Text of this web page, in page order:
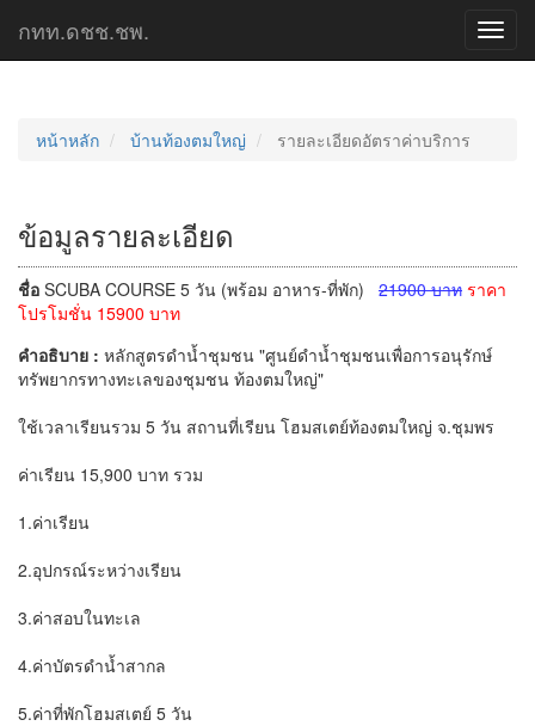
กทท.ดชช.ชพ.
หน้าหลัก บ้านท้องตมใหญ่ รายละเอียดอัตราค่าบริการ
ข้อมูลรายละเอียด
ชื่อ SCUBA COURSE 5 วัน (พร้อม อาหาร-ที่พัก) 21900 บาท ราคา
โปรโมชั่น 15900 บาท
คำอธิบาย : หลักสูตรดำน้ำชุมชน "ศูนย์ดำน้ำชุมชนเพื่อการอนุรักษ์
ทรัพยากรทางทะเลของชุมชน ท้องตมใหญ่"
ใช้เวลาเรียนรวม 5 วัน สถานที่เรียน โฮมสเตย์ท้องตมใหญ่ จ.ชุมพร
ค่าเรียน 15,900 บาท รวม
1.ค่าเรียน
2.อุปกรณ์ระหว่างเรียน
3.ค่าสอบในทะเล
4.ค่าบัตรดำน้ำสากล
5.ค่าที่พักโฮมสเตย์ 5 วัน